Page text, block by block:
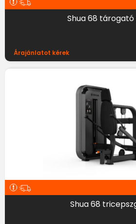
Shua 68 tárogató
Árajánlatot kérek
Shua 68